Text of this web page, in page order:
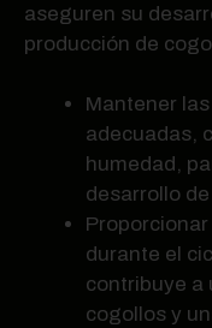
aseguren su
producción de
Mantener
adecuadas,
humedad,
desarrollo
durante el
contribuye a
cogollos y